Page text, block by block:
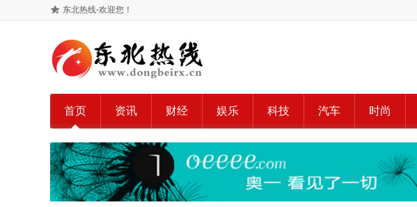
东北热线-欢迎您！
首页 资讯 财经 娱乐 科技 汽车 时尚